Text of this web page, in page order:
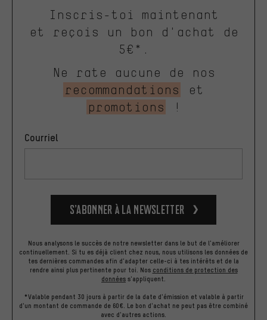
Inscris-toi maintenant
et reçois un bon d'achat de
5€*.
Ne rate aucune de nos
recommandations
et
promotions
!
Courriel
S’abonner à la newsletter
Nous analysons le succès de notre newsletter dans le but de l'améliorer
continuellement. Si tu es déjà client chez nous, nous utilisons les données de
tes dernières commandes afin d'adapter celle-ci à tes intérêts et de la
rendre ainsi plus pertinente pour toi. Nos conditions de protection des
données s'appliquent.
*Valable pendant 30 jours à partir de la date d'émission et valable à partir
d'un montant de commande de 60€. Le bon d'achat ne peut pas être combiné
avec d'autres actions.